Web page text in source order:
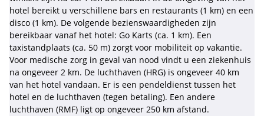
hotel bereikt u verschillene bars en restaurants (1 km) en een
disco (1 km). De volgende bezienswaardigheden zijn
bereikbaar vanaf het hotel: Go Karts (ca. 1 km). Een
taxistandplaats (ca. 50 m) zorgt voor mobiliteit op vakantie.
Voor medische zorg in geval van nood vindt u een ziekenhuis
na ongeveer 2 km. De luchthaven (HRG) is ongeveer 40 km
van het hotel vandaan. Er is een pendeldienst tussen het
hotel en de luchthaven (tegen betaling). Een andere
luchthaven (RMF) ligt op ongeveer 250 km afstand.